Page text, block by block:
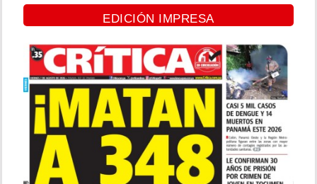
EDICIÓN IMPRESA